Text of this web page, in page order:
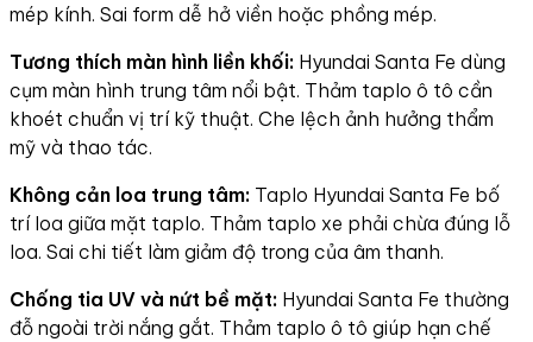
mép kính. Sai form dễ hở viền hoặc phồng mép.
Tương thích màn hình liền khối: Hyundai Santa Fe dùng
cụm màn hình trung tâm nổi bật. Thảm taplo ô tô cần
khoét chuẩn vị trí kỹ thuật. Che lệch ảnh hưởng thẩm
mỹ và thao tác.
Không cản loa trung tâm: Taplo Hyundai Santa Fe bố
trí loa giữa mặt taplo. Thảm taplo xe phải chừa đúng lỗ
loa. Sai chi tiết làm giảm độ trong của âm thanh.
Chống tia UV và nứt bề mặt: Hyundai Santa Fe thường
đỗ ngoài trời nắng gắt. Thảm taplo ô tô giúp hạn chế